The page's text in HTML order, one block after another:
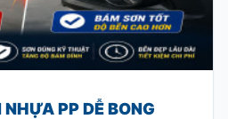
PP DỄ BONG